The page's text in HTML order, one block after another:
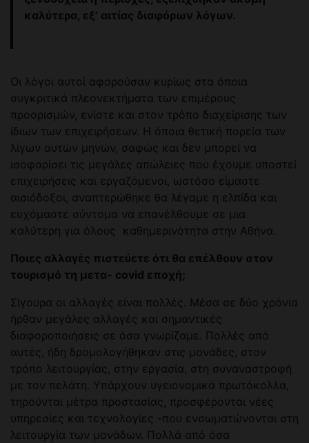
καλύτερα, εξ’ αιτίας διαφόρων λόγων.
Οι λόγοι αυτοί αφορούσαν κυρίως στα όποια
συγκριτικά πλεονεκτήματα των επιμέρους
προορισμών, ενίοτε και στον τρόπο διαχείρισης των
ίδιων των επιχειρήσεων. Η όποια θετική πορεία των
λίγων αυτών μηνών, σαφώς και δεν μπορεί να
ισοφαρίσει τις μεγάλες απώλειες που έχουμε υποστεί
επιχειρήσεις και εργαζόμενοι, ωστόσο είμαστε
αισιόδοξοι, αναπτερώθηκε θα λέγαμε η ελπίδα και
ευχόμαστε σύντομα να επανέλθουμε σε μια
καλύτερη για όλους καθημερινότητα στην Αθήνα.
Ποιες αλλαγές πιστεύετε ότι θα επέλθουν στον
τουρισμό τη μετα- covid εποχή;
Σίγουρα οι αλλαγές είναι πολλές. Μέσα σε δύο χρόνια
ήρθαν μεγάλες αλλαγές και σημαντικές
διαφοροποιήσεις σε όσα γνωρίζαμε. Πολλές από
αυτές, ήδη δρομολογήθηκαν στις μονάδες, στον
τρόπο λειτουργίας, στην εργασία, στη συναναστροφή
με τον πελάτη. Υπάρχουν υγειονομικά πρωτόκολλα,
τηρούνται μέτρα προστασίας, προσφέρονται νέες
υπηρεσίες και τεχνολογίες -που ενσωματώνονται στη
λειτουργία των μονάδων. Πολλά από όσα